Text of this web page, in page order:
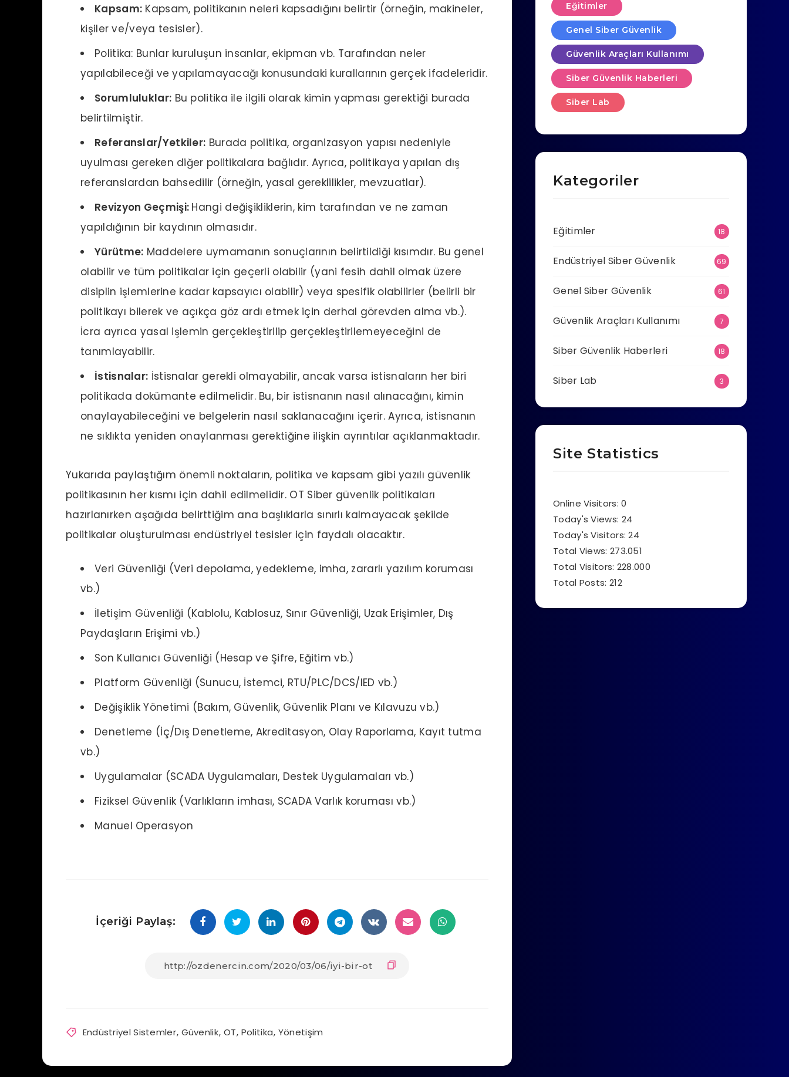
Kapsam: Kapsam, politikanın neleri kapsadığını belirtir (örneğin, makineler,
kişiler ve/veya tesisler).
Politika: Bunlar kuruluşun insanlar, ekipman vb. Tarafından neler
yapılabileceği ve yapılamayacağı konusundaki kurallarının gerçek ifadeleridir.
Sorumluluklar: Bu politika ile ilgili olarak kimin yapması gerektiği burada
belirtilmiştir.
Referanslar/Yetkiler: Burada politika, organizasyon yapısı nedeniyle
uyulması gereken diğer politikalara bağlıdır. Ayrıca, politikaya yapılan dış
referanslardan bahsedilir (örneğin, yasal gereklilikler, mevzuatlar).
Revizyon Geçmişi: Hangi değişikliklerin, kim tarafından ve ne zaman
yapıldığının bir kaydının olmasıdır.
Yürütme: Maddelere uymamanın sonuçlarının belirtildiği kısımdır. Bu genel
olabilir ve tüm politikalar için geçerli olabilir (yani fesih dahil olmak üzere
disiplin işlemlerine kadar kapsayıcı olabilir) veya spesifik olabilirler (belirli bir
politikayı bilerek ve açıkça göz ardı etmek için derhal görevden alma vb.).
İcra ayrıca yasal işlemin gerçekleştirilip gerçekleştirilemeyeceğini de
tanımlayabilir.
İstisnalar: İstisnalar gerekli olmayabilir, ancak varsa istisnaların her biri
politikada dokümante edilmelidir. Bu, bir istisnanın nasıl alınacağını, kimin
onaylayabileceğini ve belgelerin nasıl saklanacağını içerir. Ayrıca, istisnanın
ne sıklıkta yeniden onaylanması gerektiğine ilişkin ayrıntılar açıklanmaktadır.
Yukarıda paylaştığım önemli noktaların, politika ve kapsam gibi yazılı güvenlik
politikasının her kısmı için dahil edilmelidir. OT Siber güvenlik politikaları
hazırlanırken aşağıda belirttiğim ana başlıklarla sınırlı kalmayacak şekilde
politikalar oluşturulması endüstriyel tesisler için faydalı olacaktır.
Veri Güvenliği (Veri depolama, yedekleme, imha, zararlı yazılım koruması
vb.)
İletişim Güvenliği (Kablolu, Kablosuz, Sınır Güvenliği, Uzak Erişimler, Dış
Paydaşların Erişimi vb.)
Son Kullanıcı Güvenliği (Hesap ve Şifre, Eğitim vb.)
Platform Güvenliği (Sunucu, İstemci, RTU/PLC/DCS/IED vb.)
Değişiklik Yönetimi (Bakım, Güvenlik, Güvenlik Planı ve Kılavuzu vb.)
Denetleme (İç/Dış Denetleme, Akreditasyon, Olay Raporlama, Kayıt tutma
vb.)
Uygulamalar (SCADA Uygulamaları, Destek Uygulamaları vb.)
Fiziksel Güvenlik (Varlıkların imhası, SCADA Varlık koruması vb.)
Manuel Operasyon
İçeriği Paylaş:
Endüstriyel Sistemler, Güvenlik, OT, Politika, Yönetişim
Eğitimler
Genel Siber Güvenlik
Güvenlik Araçları Kullanımı
Siber Güvenlik Haberleri
Siber Lab
Kategoriler
Eğitimler 18
Endüstriyel Siber Güvenlik 69
Genel Siber Güvenlik 61
Güvenlik Araçları Kullanımı 7
Siber Güvenlik Haberleri 18
Siber Lab 3
Site Statistics
Online Visitors:0
Today's Views: 24
Today's Visitors:24
Total Views: 273.051
Total Visitors: 228.000
Total Posts: 212